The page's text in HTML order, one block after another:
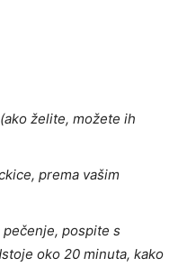
želite, možete ih
prema vašim
pospite s
oko 20 minuta, kako